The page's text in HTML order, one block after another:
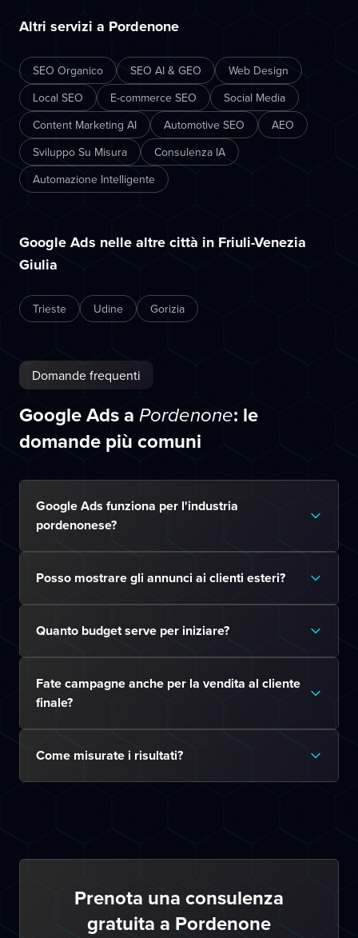
Altri servizi a Pordenone
SEO Organico SEO AI & GEO
Web Design
Local SEO
E-commerce SEO
Social Media
Content Marketing AI
Automotive SEO
AEO
Sviluppo Su Misura
Consulenza IA
Automazione Intelligente
Google Ads nelle altre città in Friuli-Venezia
Giulia
Trieste Udine Gorizia
Domande frequenti
Google Ads a Pordenone: le
domande più comuni
Google Ads funziona per l'industria
pordenonese?
Posso mostrare gli annunci ai clienti esteri?
Quanto budget serve per iniziare?
Fate campagne anche per la vendita al cliente
finale?
Come misurate i risultati?
Prenota una consulenza
gratuita a Pordenone